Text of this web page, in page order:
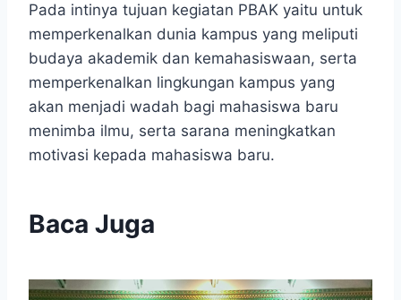
Pada intinya tujuan kegiatan PBAK yaitu untuk
memperkenalkan dunia kampus yang meliputi
budaya akademik dan kemahasiswaan, serta
memperkenalkan lingkungan kampus yang
akan menjadi wadah bagi mahasiswa baru
menimba ilmu, serta sarana meningkatkan
motivasi kepada mahasiswa baru.
Baca Juga